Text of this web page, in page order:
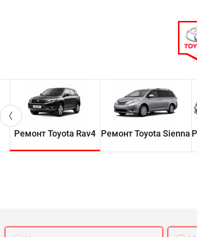
Ремонт Toyota Rav4 Ремонт Toyota Sienna